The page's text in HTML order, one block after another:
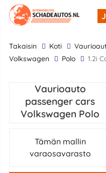
takaisin Koti
Volkswagen
Polo 1.2i
Vaurioauto
passenger cars
Volkswagen Polo
Tämän mallin
varaosavarasto